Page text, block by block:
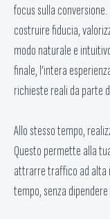
focus sulla
costruire fiducia,
modo naturale e
finale, l’intera
richieste reali da parte
Allo stesso tempo,
Questo permette alla
attrarre traffico ad alta
tempo, senza